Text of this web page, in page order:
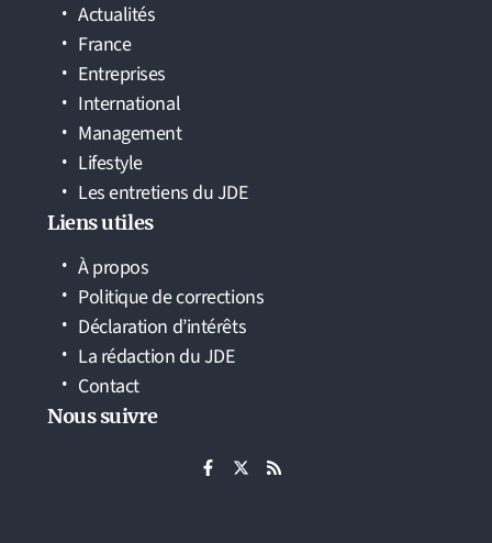
Actualités
France
Entreprises
International
Management
Lifestyle
Les entretiens du JDE
Liens utiles
À propos
Politique de corrections
Déclaration d’intérêts
La rédaction du JDE
Contact
Nous suivre